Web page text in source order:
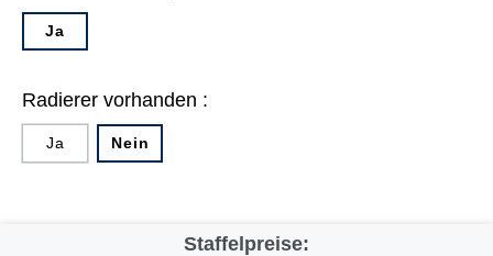
Ja
Radierer vorhanden :
Ja Nein
Staffelpreise: